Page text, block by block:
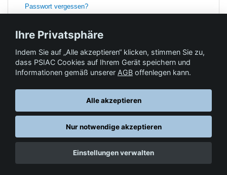
Passwort vergessen?
Feedback
© Springer-Verlag GmbH. Part of Springer Nature •Datenschutz,AGB,
Ihre Privatsphäre
Indem Sie auf „Alle akzeptieren“ klicken, stimmen Sie zu,
dass PSIAC Cookies auf Ihrem Gerät speichern und
Informationen gemäß unserer AGB offenlegen kann.
Alle akzeptieren
Nur notwendige akzeptieren
Einstellungen verwalten